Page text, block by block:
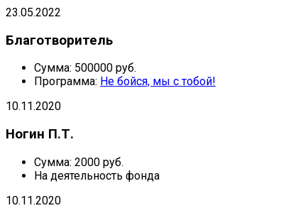
23.05.2022
Благотворитель
Сумма: 500000 руб.
Программа: Не бойся, мы с тобой!
10.11.2020
Ногин П.Т.
Сумма: 2000 руб.
На деятельность фонда
10.11.2020